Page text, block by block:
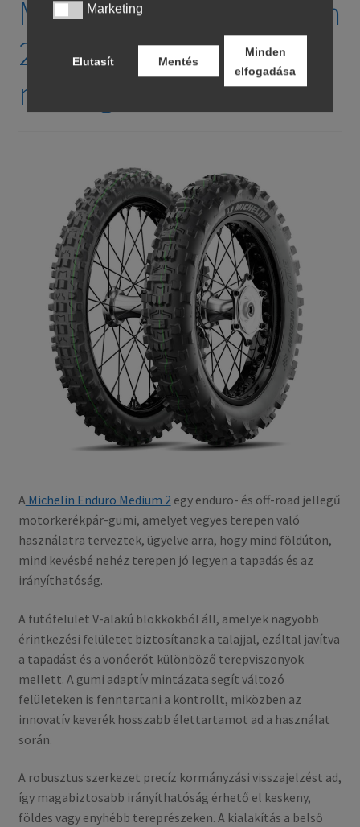
Michelin Enduro Medium
2 – enduro / off-road
motorgumi
AMichelin Enduro Medium 2egy enduro- és off-road jellegű
motorkerékpár-gumi, amelyet vegyes terepen való
használatra terveztek, ügyelve arra, hogy mind földúton,
mind kevésbé nehéz terepen jó legyen a tapadás és az
irányíthatóság.
A futófelület V-alakú blokkokból áll, amelyek nagyobb
érintkezési felületet biztosítanak a talajjal, ezáltal javítva
a tapadást és a vonóerőt különböző terepviszonyok
mellett. A gumi adaptív mintázata segít változó
felületeken is fenntartani a kontrollt, miközben az
innovatív keverék hosszabb élettartamot ad a használat
során.
A robusztus szerkezet precíz kormányzási visszajelzést ad,
így magabiztosabb irányíthatóság érhető el keskeny,
földes vagy enyhébb tereprészeken. A kialakítás a belső
MarketingMarketing
Elutasít Mentés
Minden
elfogadása